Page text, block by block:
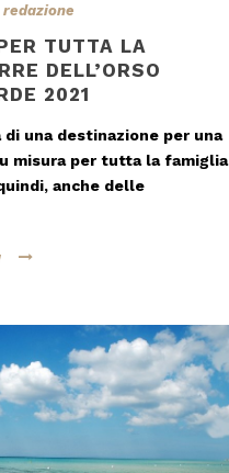
redazione
TUTTA LA
DELL’ORSO
2021
di una destinazione per una
misura per tutta la famiglia
anche delle